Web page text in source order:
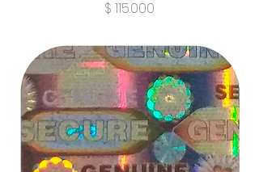
Precio
$ 115.000